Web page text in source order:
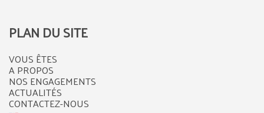
PLAN DU SITE
VOUS ÊTES
A PROPOS
NOS ENGAGEMENTS
ACTUALITÉS
CONTACTEZ-NOUS